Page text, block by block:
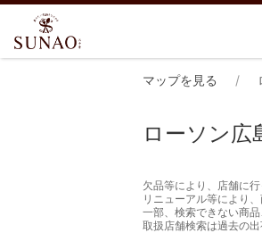
マップを見る
ローソン広
欠品等により、店舗に
リニューアル等により
一部、検索できない商
取扱店舗検索は過去の